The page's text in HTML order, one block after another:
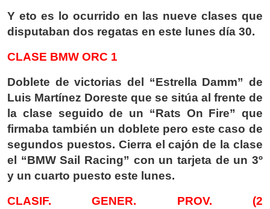
Y eto es lo ocurrido en las nueve clases que
disputaban dos regatas en este lunes día 30.
CLASE BMW ORC 1
Doblete de victorias del “Estrella Damm” de
Luis Martínez Doreste que se sitúa al frente de
la clase seguido de un “Rats On Fire” que
firmaba también un doblete pero este caso de
segundos puestos. Cierra el cajón de la clase
el “BMW Sail Racing” con un tarjeta de un 3º
y un cuarto puesto este lunes.
CLASIF. GENER. PROV. (2